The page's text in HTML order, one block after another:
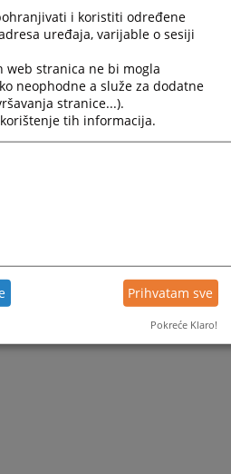
i koristiti određene
uređaja, varijable o sesiji
web stranica ne bi mogla
neophodne a služe za dodatne
stranice...).
tih informacija.
Prihvatam sve
Pokreće Klaro!